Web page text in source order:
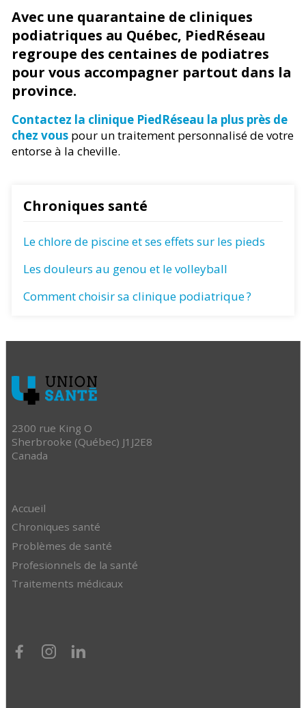
Avec une quarantaine de cliniques
podiatriques au Québec, PiedRéseau
regroupe des centaines de podiatres
pour vous accompagner partout dans la
province.
Contactez la clinique PiedRéseau la plus près de
chez vous pour un traitement personnalisé de votre
entorse à la cheville.
Chroniques santé
Le chlore de piscine et ses effets sur les pieds
Les douleurs au genou et le volleyball
Comment choisir sa clinique podiatrique ?
2300 rue King O
Sherbrooke (Québec) J1J2E8
Canada
Accueil
Chroniques santé
Problèmes de santé
Profesionnels de la santé
Traitements médicaux